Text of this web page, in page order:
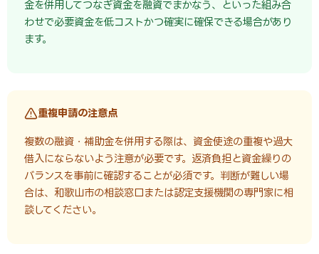
金を併用してつなぎ資金を融資でまかなう、といった組み合
わせで必要資金を低コストかつ確実に確保できる場合があり
ます。
重複申請の注意点
複数の融資・補助金を併用する際は、資金使途の重複や過大
借入にならないよう注意が必要です。返済負担と資金繰りの
バランスを事前に確認することが必須です。判断が難しい場
合は、和歌山市の相談窓口または認定支援機関の専門家に相
談してください。